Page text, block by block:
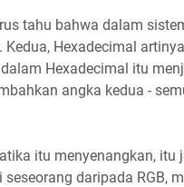
tahu bahwa dalam
Hexadecimal
Hexadecimal itu
angka kedua -
itu menyenangkan,
seseorang daripada RGB,